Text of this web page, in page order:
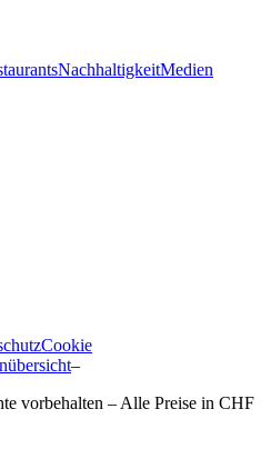
NachhaltigkeitMedien
Cookie
–
vorbehalten – Alle Preise in CHF